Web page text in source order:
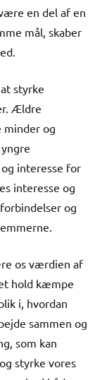
en del af en
mål, skaber
styrke
Ældre
minder og
interesse for
interesse og
og
os værdien af
hold kæmpe
i, hvordan
sammen og
som kan
styrke vores